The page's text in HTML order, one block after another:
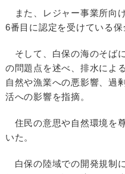
また、レジャー事業所向
6番目に認定を受けている保
そして、白保の海のそば
の問題点を述べ、排水によ
自然や漁業への悪影響、過
活への影響を指摘。
住民の意思や自然環境を
いた。
白保の陸域での開発規制